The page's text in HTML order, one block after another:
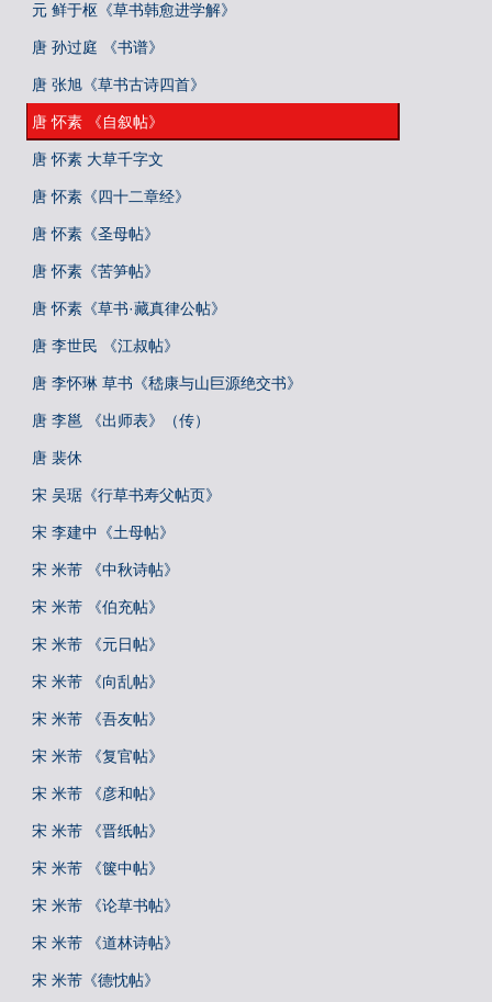
元 鲜于枢《草书韩愈进学解》
唐 孙过庭 《书谱》
唐 张旭《草书古诗四首》
唐 怀素 《自叙帖》
唐 怀素 大草千字文
唐 怀素《四十二章经》
唐 怀素《圣母帖》
唐 怀素《苦笋帖》
唐 怀素《草书·藏真律公帖》
唐 李世民 《江叔帖》
唐 李怀琳 草书《嵇康与山巨源绝交书》
唐 李邕 《出师表》（传）
唐 裴休
宋 吴琚《行草书寿父帖页》
宋 李建中《土母帖》
宋 米芾 《中秋诗帖》
宋 米芾 《伯充帖》
宋 米芾 《元日帖》
宋 米芾 《向乱帖》
宋 米芾 《吾友帖》
宋 米芾 《复官帖》
宋 米芾 《彦和帖》
宋 米芾 《晋纸帖》
宋 米芾 《箧中帖》
宋 米芾 《论草书帖》
宋 米芾 《道林诗帖》
宋 米芾《德忱帖》